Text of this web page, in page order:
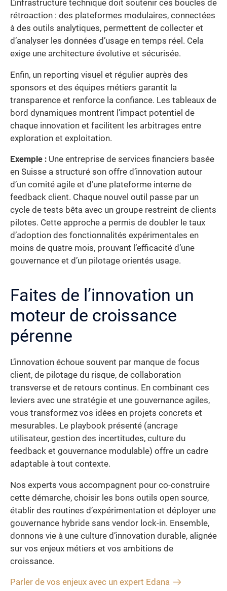
L’infrastructure technique doit soutenir ces boucles de
rétroaction : des plateformes modulaires, connectées
à des outils analytiques, permettent de collecter et
d’analyser les données d’usage en temps réel. Cela
exige une architecture évolutive et sécurisée.
Enfin, un reporting visuel et régulier auprès des
sponsors et des équipes métiers garantit la
transparence et renforce la confiance. Les tableaux de
bord dynamiques montrent l’impact potentiel de
chaque innovation et facilitent les arbitrages entre
exploration et exploitation.
Exemple : Une entreprise de services financiers basée
en Suisse a structuré son offre d’innovation autour
d’un comité agile et d’une plateforme interne de
feedback client. Chaque nouvel outil passe par un
cycle de tests bêta avec un groupe restreint de clients
pilotes. Cette approche a permis de doubler le taux
d’adoption des fonctionnalités expérimentales en
moins de quatre mois, prouvant l’efficacité d’une
gouvernance et d’un pilotage orientés usage.
Faites de l’innovation un
moteur de croissance
pérenne
L’innovation échoue souvent par manque de focus
client, de pilotage du risque, de collaboration
transverse et de retours continus. En combinant ces
leviers avec une stratégie et une gouvernance agiles,
vous transformez vos idées en projets concrets et
mesurables. Le playbook présenté (ancrage
utilisateur, gestion des incertitudes, culture du
feedback et gouvernance modulable) offre un cadre
adaptable à tout contexte.
Nos experts vous accompagnent pour co-construire
cette démarche, choisir les bons outils open source,
établir des routines d’expérimentation et déployer une
gouvernance hybride sans vendor lock-in. Ensemble,
donnons vie à une culture d’innovation durable, alignée
sur vos enjeux métiers et vos ambitions de
croissance.
Parler de vos enjeux avec un expert Edana